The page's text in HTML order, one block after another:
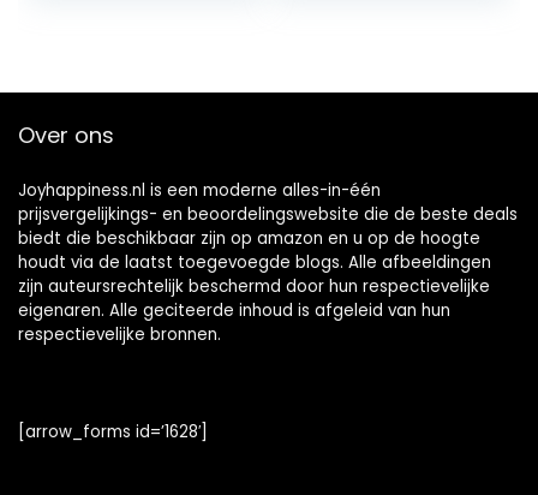
Over ons
Joyhappiness.nl is een moderne alles-in-één
prijsvergelijkings- en beoordelingswebsite die de beste deals
biedt die beschikbaar zijn op amazon en u op de hoogte
houdt via de laatst toegevoegde blogs. Alle afbeeldingen
zijn auteursrechtelijk beschermd door hun respectievelijke
eigenaren. Alle geciteerde inhoud is afgeleid van hun
respectievelijke bronnen.
[arrow_forms id=’1628′]